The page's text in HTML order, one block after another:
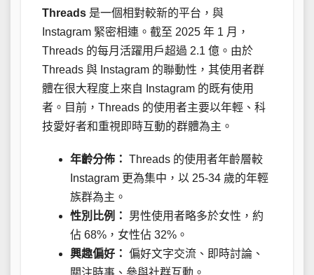
Threads 是一個相對較新的平台，與
Instagram 緊密相連。截至 2025 年 1 月，
Threads 的每月活躍用戶超過 2.1 億。由於
Threads 與 Instagram 的聯動性，其使用者群
體在很大程度上來自 Instagram 的既有使用
者。目前，Threads 的使用者主要以年輕、科
技愛好者和重視即時互動的群體為主。
年齡分佈： Threads 的使用者年齡層較
Instagram 更為集中，以 25-34 歲的年輕
族群為主。
性別比例：
男性使用者略多於女性，約
佔 68%，女性佔 32%。
興趣偏好： 偏好文字交流、即時討論、
關注時事、參與社群互動。